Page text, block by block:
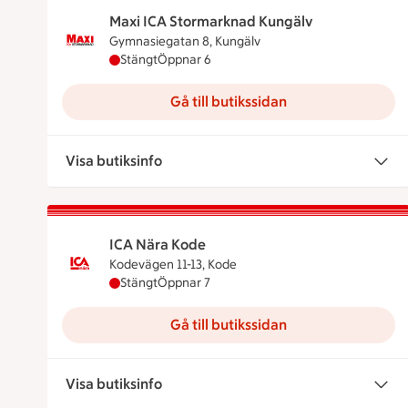
Maxi ICA Stormarknad Kungälv
Gymnasiegatan 8, Kungälv
Maxi ICA Stormarknad Kungälv har stängt,
StängtÖppnar 6
Gå till butikssidan
Visa butiksinfo
ICA Nära Kode
Kodevägen 11-13, Kode
ICA Nära Kode har stängt, öppnar klockan 7
StängtÖppnar 7
Gå till butikssidan
Visa butiksinfo